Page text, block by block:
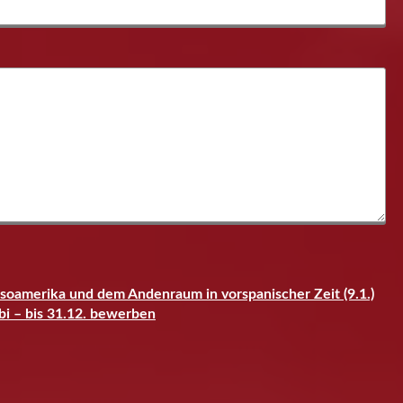
und dem Andenraum in vorspanischer Zeit (9.1.)
– bis 31.12. bewerben